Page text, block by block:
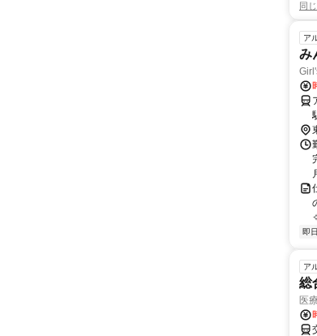
同
ア
み
アク
即
ア
総
医